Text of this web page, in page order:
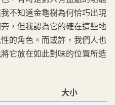
不知道金龜樹為何恰巧出現
，但我認為它的確在這些地
的角色。而或許，我們人也
它放在如此對味的位置所造
大小